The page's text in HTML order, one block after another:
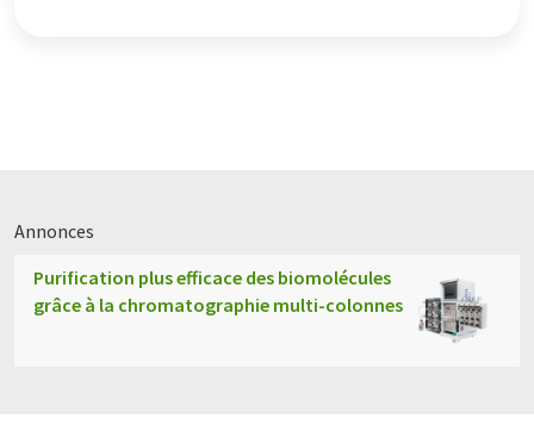
Annonces
Purification plus efficace des biomolécules
grâce à la chromatographie multi-colonnes